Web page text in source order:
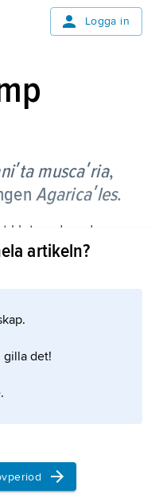
Logga in
muscaʹria,
Agaricaʹles.
sedan
av det yttre
yttre hyllet.
artikeln?
gilla det!